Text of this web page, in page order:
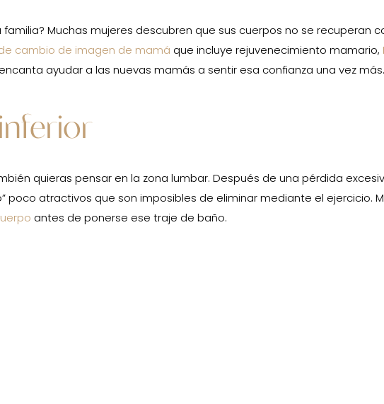
Muchas mujeres descubren que sus cuerpos no se recuperan
cambio de imagen de mamá que incluye rejuvenecimiento mamario,
ayudar a las nuevas mamás a sentir esa confianza una vez más.
quieras pensar en la zona lumbar. Después de una pérdida
poco atractivos que son imposibles de eliminar mediante el ejercicio.
antes de ponerse ese traje de baño.